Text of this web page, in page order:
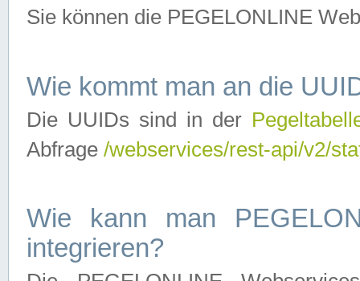
Sie können die PEGELONLINE
Wie kommt man an die
Die UUIDs sind in der
Abfrage /webservices/rest-api/v2/
Wie kann man
integrieren?